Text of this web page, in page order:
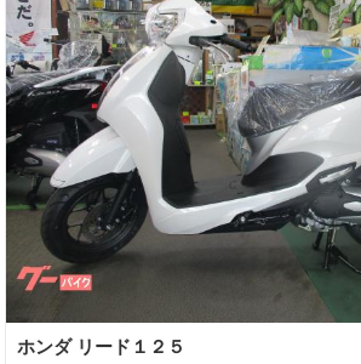
ホンダ リード１２５